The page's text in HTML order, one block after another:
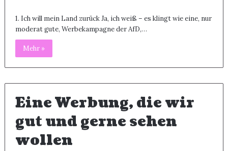
1. Ich will mein Land zurück Ja, ich weiß – es klingt wie eine, nur
moderat gute, Werbekampagne der AfD,…
Mehr »
Eine Werbung, die wir
gut und gerne sehen
wollen